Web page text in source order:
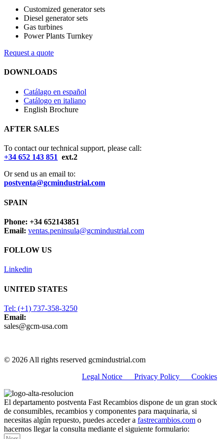
Customized generator sets
Diesel generator sets
Gas turbines
Power Plants Turnkey
Request a quote
DOWNLOADS
Catálago en español
Catálogo en italiano
English Brochure
AFTER SALES
To contact our technical support, please call:
+34 652 143 851 ext.2
Or send us an email to:
postventa@gcmindustrial.com
SPAIN
Phone: +34 652143851
Email: ventas.peninsula@gcmindustrial.com
FOLLOW US
Linkedin
UNITED STATES
Tel: (+1) 737-358-3250
Email:
sales@gcm-usa.com
© 2026 All rights reserved gcmindustrial.com
Legal Notice Privacy Policy Cookies
El departamento postventa Fast Recambios dispone de un gran stock
de consumibles, recambios y componentes para maquinaria, si
necesitas algún repuesto, puedes acceder a fastrecambios.com o
hacernos llegar la consulta mediante el siguiente formulario: